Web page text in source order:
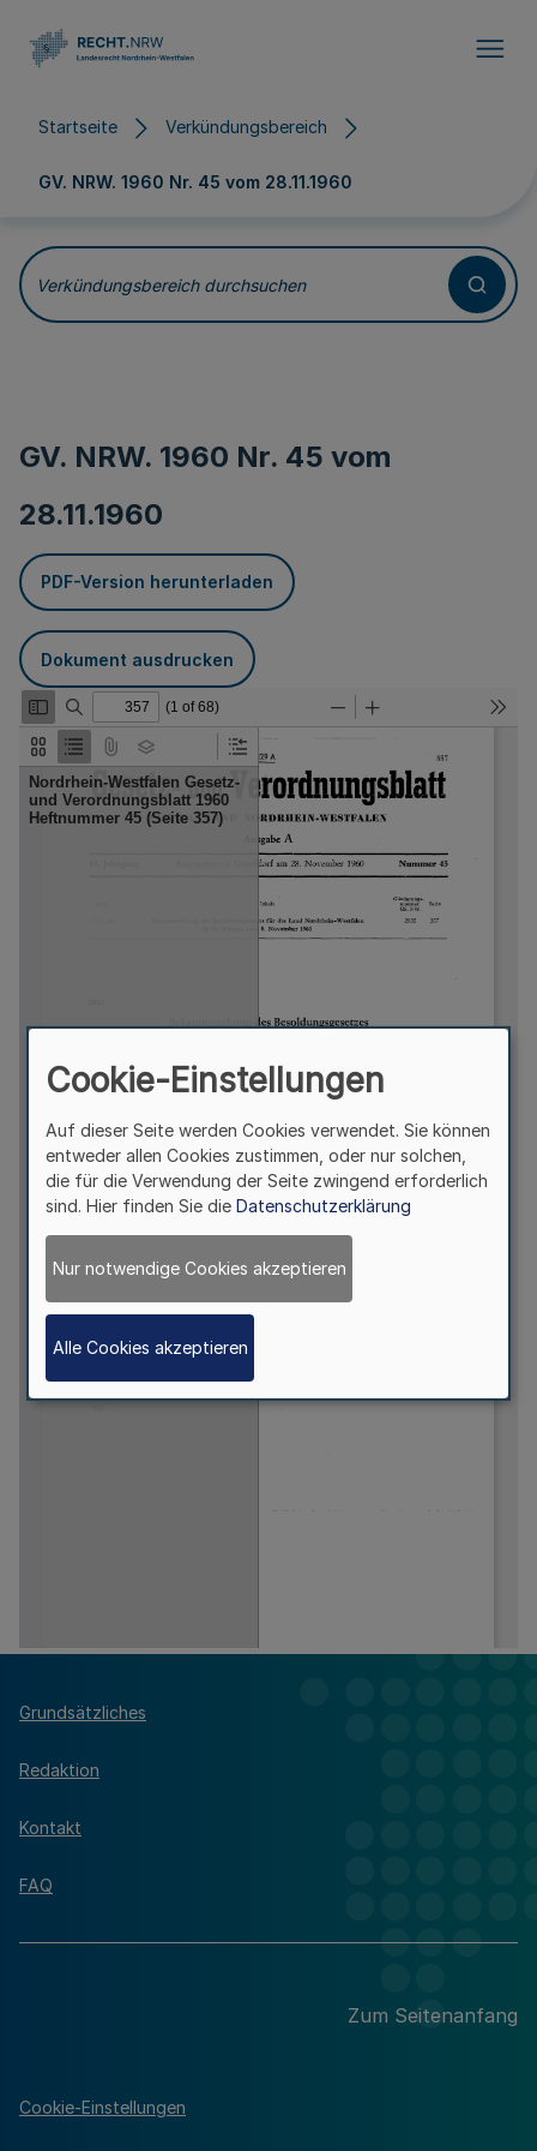
Startseite Verkündungsbereich
GV. NRW. 1960 Nr. 45 vom 28.11.1960
Verkündungsbereich durchsuchen
GV. NRW. 1960 Nr. 45 vom
28.11.1960
PDF-Version herunterladen
Dokument ausdrucken
Grundsätzliches
Redaktion
Kontakt
FAQ
Zum Seitenanfang
Cookie-Einstellungen
Cookie-Einstellungen
Auf dieser Seite werden Cookies verwendet. Sie können
entweder allen Cookies zustimmen, oder nur solchen,
die für die Verwendung der Seite zwingend erforderlich
sind. Hier finden Sie die Datenschutzerklärung
Nur notwendige Cookies akzeptieren
Alle Cookies akzeptieren